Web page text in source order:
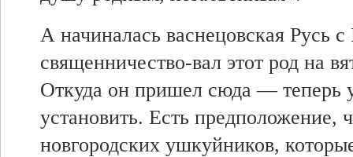
А начиналась васнецовская Русь
священничество-вал этот род на
Откуда он пришел сюда — теперь
установить. Есть предположение,
новгородских ушкуйников,